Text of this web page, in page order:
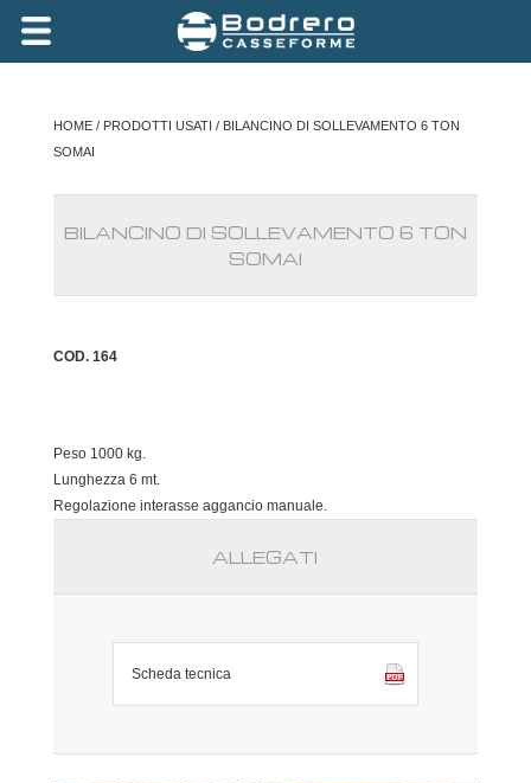
HOME/ PRODOTTI USATI / BILANCINO DI SOLLEVAMENTO 6 TON
SOMAI
BILANCINO DI SOLLEVAMENTO 6 TON
SOMAI
COD. 164
Peso 1000 kg.
Lunghezza 6 mt.
Regolazione interasse aggancio manuale.
ALLEGATI
Scheda tecnica